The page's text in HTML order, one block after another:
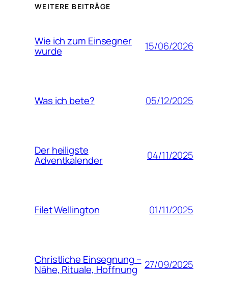
WEITERE BEITRÄGE
Wie ich zum Einsegner
wurde 15/06/2026
Was ich bete? 05/12/2025
Der heiligste
Adventkalender 04/11/2025
Filet Wellington 01/11/2025
Christliche Einsegnung –
Nähe, Rituale, Hoffnung 27/09/2025